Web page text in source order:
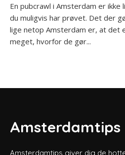
En pubcrawl i Amsterdam er ikke
du muligvis har prøvet. Det der
lige netop Amsterdam er, at det
meget, hvorfor de gør...
Amsterdamtips
Amsterdamtips giver dig de